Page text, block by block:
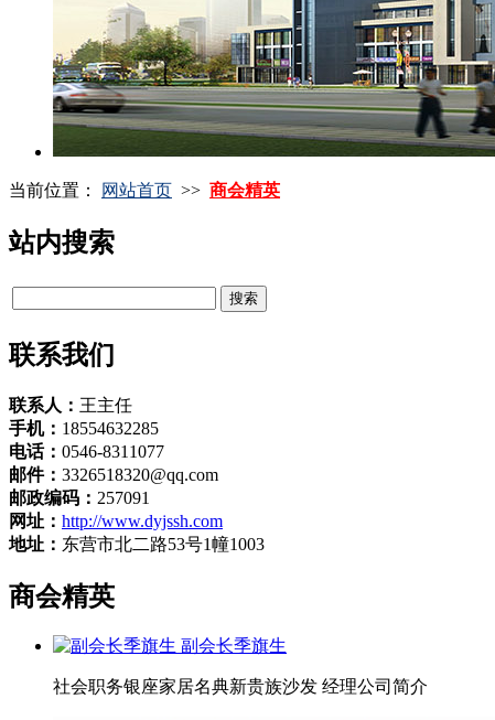
当前位置： 网站首页 >> 商会精英
站内搜索
联系我们
联系人： 王主任
手机： 18554632285
电话： 0546-8311077
邮件： 3326518320@qq.com
邮政编码： 257091
网址： http://www.dyjssh.com
地址： 东营市北二路53号1幢1003
商会精英
副会长季旗生
社会职务银座家居名典新贵族沙发 经理公司简介